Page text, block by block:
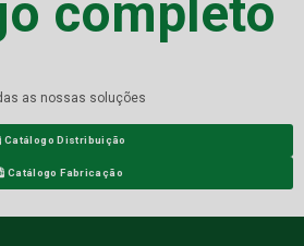
completo
as nossas soluções
Catálogo Distribuição
Catálogo Fabricação